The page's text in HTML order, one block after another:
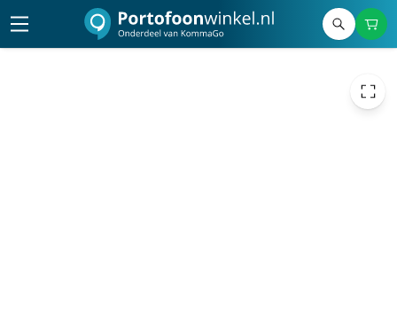
€ 1,15